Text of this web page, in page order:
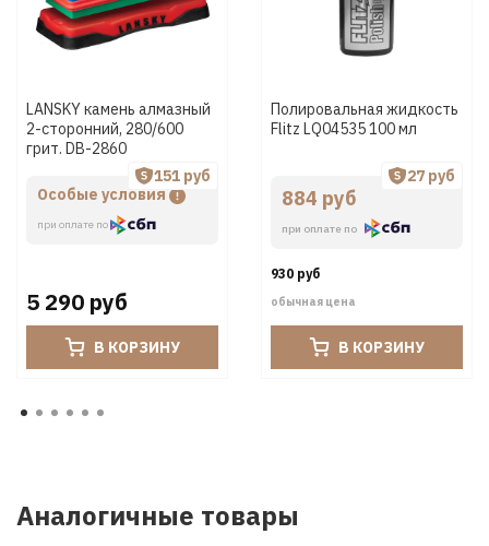
LANSKY камень алмазный
2-сторонний, 280/600
грит. DB-2860
Особые условия
при оплате по
151 руб
5 290 руб
В КОРЗИНУ
Полировальная жидкость
Flitz LQ04535 100 мл
884 руб
при оплате по
27 руб
930 руб
обычная цена
В КОРЗИНУ
Аналогичные товары